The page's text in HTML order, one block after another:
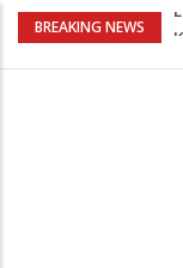
BREAKING NEWS